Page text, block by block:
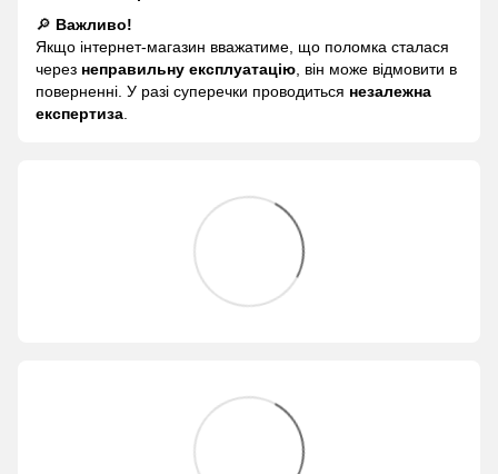
🔎 Важливо!
Якщо інтернет-магазин вважатиме, що поломка сталася
через неправильну експлуатацію , він може відмовити в
поверненні. У разі суперечки проводиться незалежна
експертиза